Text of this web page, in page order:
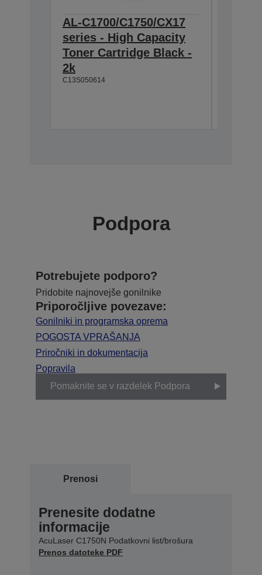
AL-C1700/C1750/CX17
series - High Capacity
Toner Cartridge Black -
2k
C13S050614
Podpora
Potrebujete podporo?
Pridobite najnovejše gonilnike
Priporočljive povezave:
Gonilniki in programska oprema
POGOSTA VPRAŠANJA
Priročniki in dokumentacija
Popravila
Pomaknite se v razdelek Podpora
Prenosi
Prenesite dodatne
informacije
AcuLaser C1750N Podatkovni list/brošura
Prenos datoteke PDF